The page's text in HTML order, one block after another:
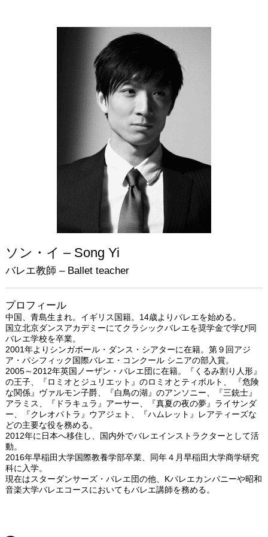
ソン・イ – Song Yi
バレエ教師 – Ballet teacher
プロフィール
中国、青島生まれ。イギリス国籍。14歳よりバレエを始める。
国立北京ダンスアカデミーにてクラシックバレエを奨学金で学び同
バレエ学校を卒業。
2001年よりシンガポール・ダンス・シアターに在籍。第９回アジ
ア・パシフィック国際バレエ・コンクール シニアの部入賞。
2005～2012年英国ノーザン・バレエ団に在籍。『くるみ割り人形』
の王子、『ロミオとジュリエット』のロミオとティボルト、 『危険
な関係』ヴァルモン子爵、『白鳥の湖』のアンソニー、『三銃士』
アラミス、『ドラキュラ』アーサー、『真夏の夜の夢』ライサンダ
ー、『クレオパトラ』ウアジェト、『ハムレット』レアティーズな
どの主要な役を務める。
2012年に日本へ移住し、国内外でバレエインストラクターとして活
動。
2016年早稲田大学国際教養学部卒業、同年４月早稲田大学商学研究
科に入学。
現在はスターダンサーズ・バレエ団の他、Kバレエカンパニーや昭和
音楽大学バレエコースにおいてもバレエ講師を務める。